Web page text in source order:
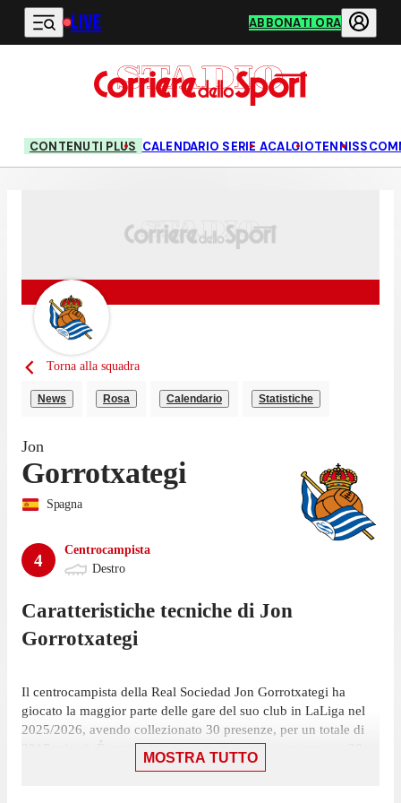
Vai al contenuto principale
LIVE ABBONATI ORA
CONTENUTI PLUS CALENDARIO SERIE ACALCIOTENNIS
Torna alla squadra
News Rosa Calendario Statistiche
Jon
Gorrotxategi
Spagna
4
Centrocampista
Destro
Caratteristiche tecniche di Jon
Gorrotxategi
Il centrocampista della Real Sociedad Jon Gorrotxategi ha
giocato la maggior parte delle gare del suo club in LaLiga nel
2025/2026, avendo collezionato 30 presenze, per un totale di
2217 minuti. É partito titolare in 26 di queste presenze, su 38
giornate, ed è entrato a gara in corso 4 volte.
MOSTRA TUTTO